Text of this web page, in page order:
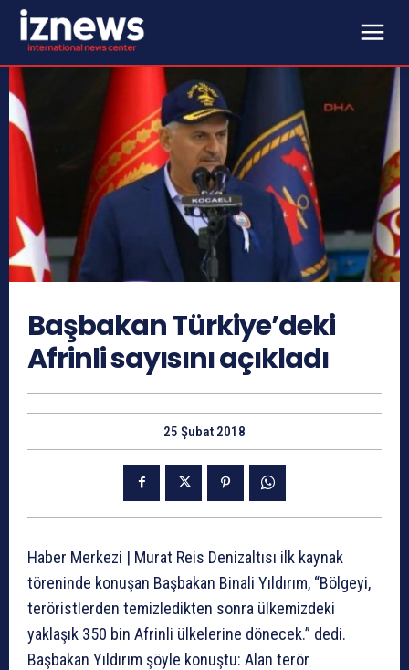
Başbakan Türkiye’deki
Afrinli sayısını açıkladı
25 Şubat 2018
Haber Merkezi | Murat Reis Denizaltısı ilk kaynak
töreninde konuşan Başbakan Binali Yıldırım, “Bölgeyi,
teröristlerden temizledikten sonra ülkemizdeki
yaklaşık 350 bin Afrinli ülkelerine dönecek.” dedi.
Başbakan Yıldırım şöyle konuştu: Alan terör